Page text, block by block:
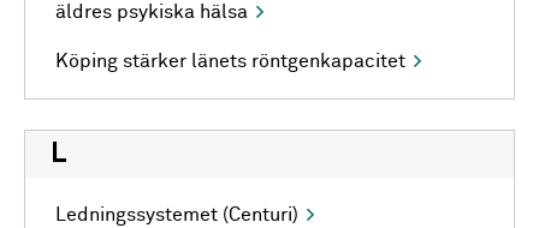
äldres psykiska hälsa
Köping stärker länets röntgenkapacitet
L
Ledningssystemet (Centuri)